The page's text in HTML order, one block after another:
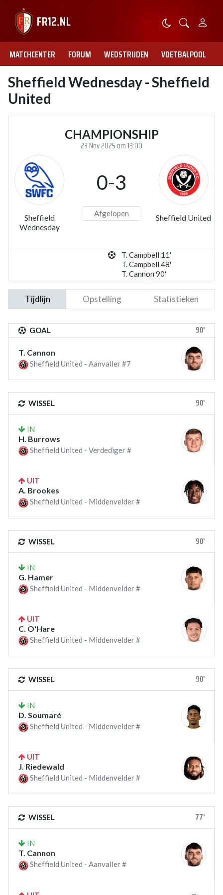
MATCHCENTER FORUM WEDSTRIJDEN VOETBALPOOL
Sheffield Wednesday - Sheffield
United
CHAMPIONSHIP
23 Nov 2025 om 13:00
Sheffield
Wednesday
0-3
Afgelopen Sheffield United
T. Campbell 11'
T. Campbell 48'
T. Cannon 90'
Tijdlijn Opstelling Statistieken
GOAL 90'
T. Cannon
Sheffield United - Aanvaller #7
WISSEL 90'
IN
H. Burrows
Sheffield United - Verdediger #
UIT
A. Brookes
Sheffield United - Middenvelder #
WISSEL 90'
IN
G. Hamer
Sheffield United - Middenvelder #
UIT
C. O'Hare
Sheffield United - Middenvelder #
WISSEL 90'
IN
D. Soumaré
Sheffield United - Middenvelder #
UIT
J. Riedewald
Sheffield United - Middenvelder #
WISSEL 77'
IN
T. Cannon
Sheffield United - Aanvaller #